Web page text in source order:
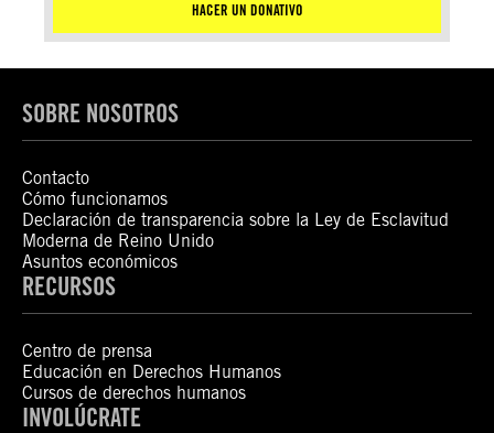
HACER UN DONATIVO
SOBRE NOSOTROS
Contacto
Cómo funcionamos
Declaración de transparencia sobre la Ley de Esclavitud
Moderna de Reino Unido
Asuntos económicos
RECURSOS
Centro de prensa
Educación en Derechos Humanos
Cursos de derechos humanos
INVOLÚCRATE